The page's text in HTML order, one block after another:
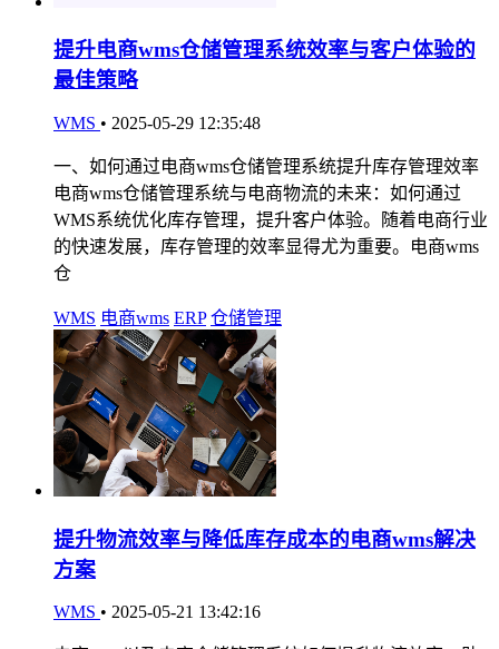
提升电商wms仓储管理系统效率与客户体验的
最佳策略
WMS • 2025-05-29 12:35:48
一、如何通过电商wms仓储管理系统提升库存管理效率
电商wms仓储管理系统与电商物流的未来：如何通过
WMS系统优化库存管理，提升客户体验。随着电商行业
的快速发展，库存管理的效率显得尤为重要。电商wms
仓
WMS 电商wms ERP 仓储管理
提升物流效率与降低库存成本的电商wms解决
方案
WMS • 2025-05-21 13:42:16